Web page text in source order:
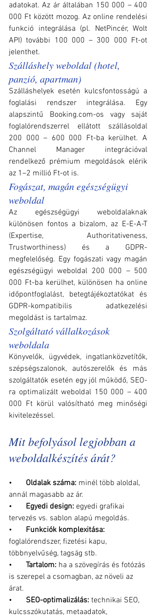
adatokat. Az ár általában 150 000 – 400
000 Ft között mozog. Az online rendelési
funkció integrálása (pl. NetPincér, Wolt
API) további 100 000 – 300 000 Ft-ot
jelenthet.
Szálláshely weboldal (hotel,
panzió, apartman)
Szálláshelyek esetén kulcsfontosságú a
foglalási rendszer integrálása. Egy
alapszintű Booking.com-os vagy saját
foglalórendszerrel ellátott szállásoldal
200 000 – 600 000 Ft-ba kerülhet. A
Channel Manager integrációval
rendelkező prémium megoldások elérik
az 1–2 millió Ft-ot is.
Fogászat, magán egészségügyi
weboldal
Az egészségügyi weboldalaknak
különösen fontos a bizalom, az E-E-A-T
(Expertise, Authoritativeness,
Trustworthiness) és a GDPR-
megfelelőség. Egy fogászati vagy magán
egészségügyi weboldal 200 000 – 500
000 Ft-ba kerülhet, különösen ha online
időpontfoglalást, betegtájékoztatókat és
GDPR-kompatibilis adatkezelési
megoldást is tartalmaz.
Szolgáltató vállalkozások
weboldala
Könyvelők, ügyvédek, ingatlanközvetítők,
szépségszalonok, autószerelők és más
szolgáltatók esetén egy jól működő, SEO-
ra optimalizált weboldal 150 000 – 400
000 Ft körül valósítható meg minőségi
kivitelezéssel.
Mit befolyásol legjobban a
weboldalkészítés árát?
• Oldalak száma: minél több aloldal,
annál magasabb az ár.
• Egyedi design: egyedi grafikai
tervezés vs. sablon alapú megoldás.
• Funkciók komplexitása:
foglalórendszer, fizetési kapu,
többnyelvűség, tagság stb.
• Tartalom: ha a szövegírás és fotózás
is szerepel a csomagban, az növeli az
árat.
• SEO-optimalizálás: technikai SEO,
kulcsszókutatás, metaadatok,